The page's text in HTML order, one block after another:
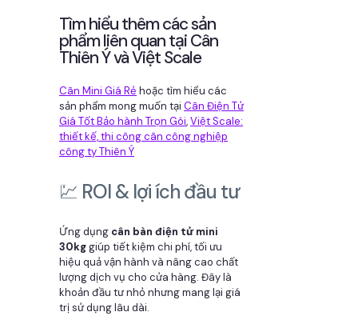
Tìm hiểu thêm các sản
phẩm liên quan tại Cân
Thiên Ý và Việt Scale
Cân Mini Giá Rẻ hoặc tìm hiểu các
sản phẩm mong muốn tại Cân Điện Tử
Giá Tốt Bảo hành Trọn Gói,Việt Scale:
thiết kế, thi công cân công nghiệp
công ty Thiên Ý
💹 ROI & lợi ích đầu tư
Ứng dụng cân bàn điện tử mini
30kggiúp tiết kiệm chi phí, tối ưu
hiệu quả vận hành và nâng cao chất
lượng dịch vụ cho cửa hàng. Đây là
khoản đầu tư nhỏ nhưng mang lại giá
trị sử dụng lâu dài.